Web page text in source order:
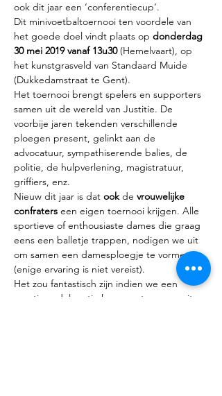
ook dit jaar een ‘conferentiecup’.
Dit minivoetbaltoernooi ten voordele van
het goede doel vindt plaats op donderdag
30 mei 2019 vanaf 13u30 (Hemelvaart), op
het kunstgrasveld van Standaard Muide
(Dukkedamstraat te Gent).
Het toernooi brengt spelers en supporters
samen uit de wereld van Justitie. De
voorbije jaren tekenden verschillende
ploegen present, gelinkt aan de
advocatuur, sympathiserende balies, de
politie, de hulpverlening, magistratuur,
griffiers, enz.
Nieuw dit jaar is dat ook de vrouwelijke
confraters een eigen toernooi krijgen. Alle
sportieve of enthousiaste dames die graag
eens een balletje trappen, nodigen we uit
om samen een damesploegje te vormen
(enige ervaring is niet vereist).
Het zou fantastisch zijn indien we een
sportieve delegatie kunnen sturen vanuit